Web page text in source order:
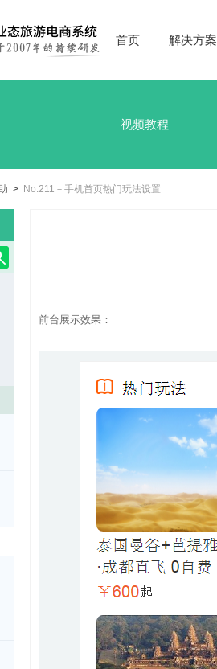
首页 解决方案
视频教程
> No.211－手机首页热门玩法设置
前台展示效果：